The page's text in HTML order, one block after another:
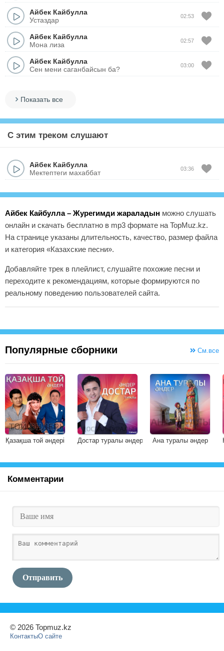
Айбек Кайбулла
Устаздар
02:53
Айбек Кайбулла
Мона лиза
02:57
Айбек Кайбулла
Сен мени саганбайсын ба?
03:00
Показать все
С этим треком слушают
Айбек Кайбулла
Мектептеги махаббат
03:36
Айбек Кайбулла – Журегимди жараладын можно слушать
онлайн и скачать бесплатно в mp3 формате на TopMuz.kz.
На странице указаны длительность, качество, размер файла
и категория «Казахские песни».
Добавляйте трек в плейлист, слушайте похожие песни и
переходите к рекомендациям, которые формируются по
реальному поведению пользователей сайта.
Популярные сборники См.все
Қазақша той әндері Достар туралы әндер Ана туралы әндер
Комментарии
Отправить
© 2026 Topmuz.kz
КонтактыО сайте